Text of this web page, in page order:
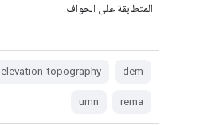
المتطابقة على الحواف.
dem
elevation-topography
rema
umn